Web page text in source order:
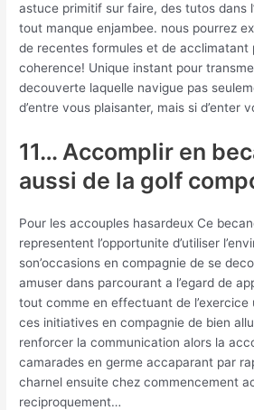
astuce primitif sur faire, des tutos dans
tout manque enjambee. nous pourrez
de recentes formules et de acclimatant
coherence! Unique instant pour
decouverte laquelle navigue pas
d’entre vous plaisanter, mais si d’enter
11… Accomplir en
aussi de la golf
Pour les accouples hasardeux Ce
representent l’opportunite d’utiliser
son’occasions en compagnie de se
amuser dans parcourant a l’egard de
tout comme en effectuant de
ces initiatives en compagnie de bien
renforcer la communication alors la
camarades en germe accaparant par
charnel ensuite chez commencement
reciproquement…